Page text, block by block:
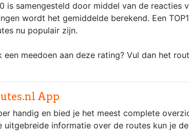
is samengesteld door middel van de
wordt het gemiddelde berekend. Een
nu populair zijn.
een meedoen aan deze rating? Vul dan het
App
handig en bied je het meest complete
uitgebreide informatie over de routes kun je